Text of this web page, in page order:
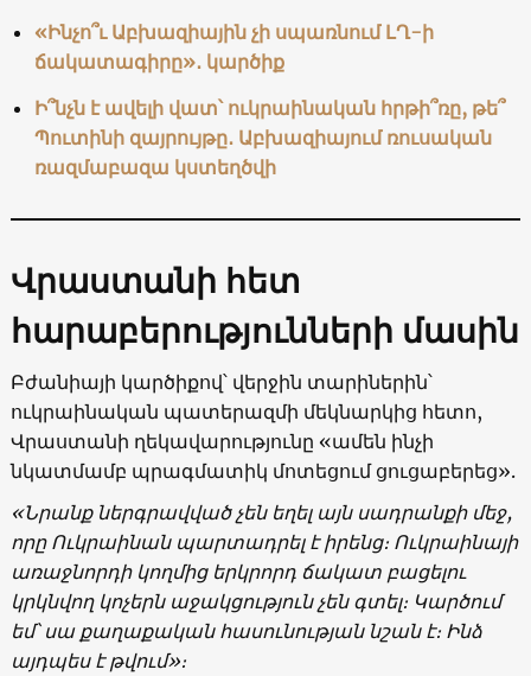
«Ինչո՞ւ Աբխազիային չի սպառնում ԼՂ-ի
ճակատագիրը»․ կարծիք
Ի՞նչն է ավելի վատ՝ ուկրաինական հրթի՞ռը, թե՞
Պուտինի զայրույթը․ Աբխազիայում ռուսական
ռազմաբազա կստեղծվի
Վրաստանի հետ
հարաբերությունների մասին
Բժանիայի կարծիքով՝ վերջին տարիներին՝
ուկրաինական պատերազմի մեկնարկից հետո,
Վրաստանի ղեկավարությունը «ամեն ինչի
նկատմամբ պրագմատիկ մոտեցում ցուցաբերեց».
«Նրանք ներգրավված չեն եղել այն սադրանքի մեջ,
որը Ուկրաինան պարտադրել է իրենց։ Ուկրաինայի
առաջնորդի կողմից երկրորդ ճակատ բացելու
կրկնվող կոչերն աջակցություն չեն գտել։ Կարծում
եմ՝ սա քաղաքական հասունության նշան է։ Ինձ
այդպես է թվում»։